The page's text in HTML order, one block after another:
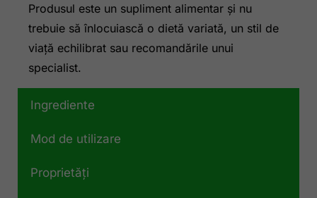
Produsul este un supliment alimentar și nu
trebuie să înlocuiască o dietă variată, un stil de
viață echilibrat sau recomandările unui
specialist.
Ingrediente
Mod de utilizare
Proprietăți